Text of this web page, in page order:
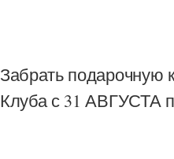
Забрать подарочную
Клуба с 31 АВГУСТА